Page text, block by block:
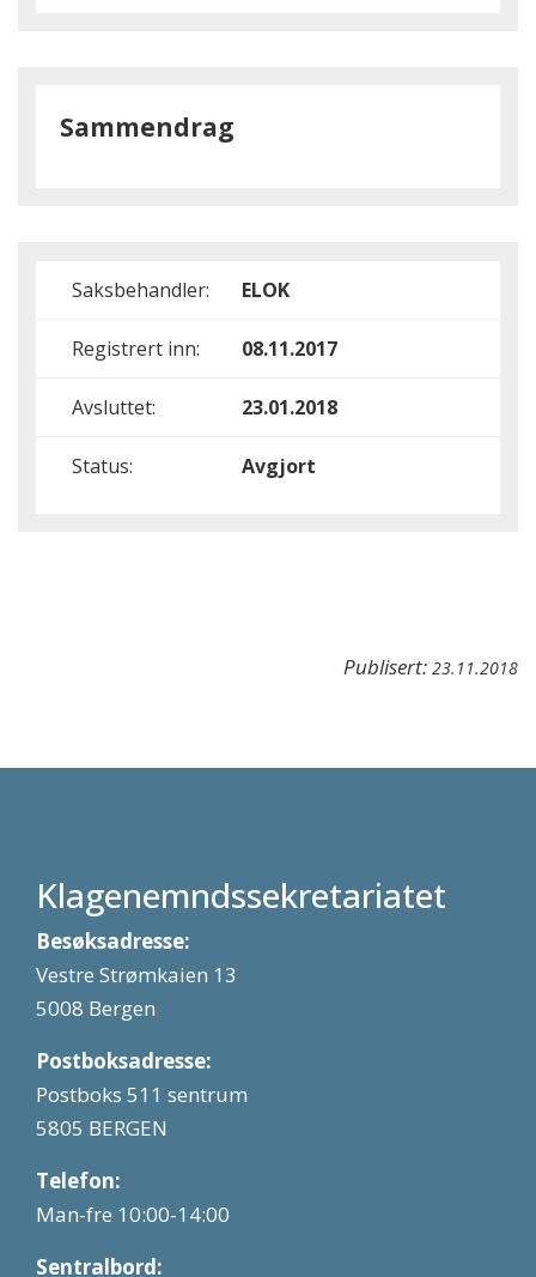
Sammendrag
Saksbehandler: ELOK
Registrert inn: 08.11.2017
Avsluttet: 23.01.2018
Status: Avgjort
Publisert: 23.11.2018
Klagenemndssekretariatet
Besøksadresse:
Vestre Strømkaien 13
5008 Bergen
Postboksadresse:
Postboks 511 sentrum
5805 BERGEN
Telefon:
Man-fre 10:00-14:00
Sentralbord: